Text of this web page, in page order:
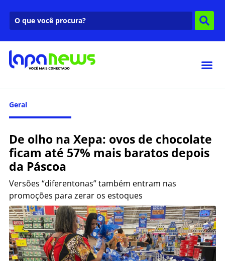
Geral
De olho na Xepa: ovos de chocolate
ficam até 57% mais baratos depois
da Páscoa
Versões “diferentonas” também entram nas
promoções para zerar os estoques